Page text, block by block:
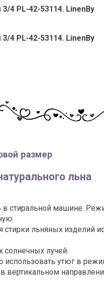
4 PL-42-53114. LinenBy
4 PL-42-53114. LinenBy
размер
льна
в стиральной машине.
льняных изделий
солнечных лучей.
утюг в